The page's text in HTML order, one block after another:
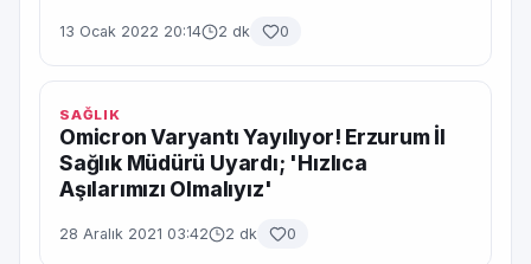
13 Ocak 2022 20:14 2 dk 0
SAĞLIK
Omicron Varyantı Yayılıyor! Erzurum İl
Sağlık Müdürü Uyardı; 'Hızlıca
Aşılarımızı Olmalıyız'
28 Aralık 2021 03:42 2 dk 0